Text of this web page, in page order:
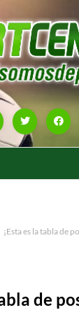
¡Esta es la tabla de
de